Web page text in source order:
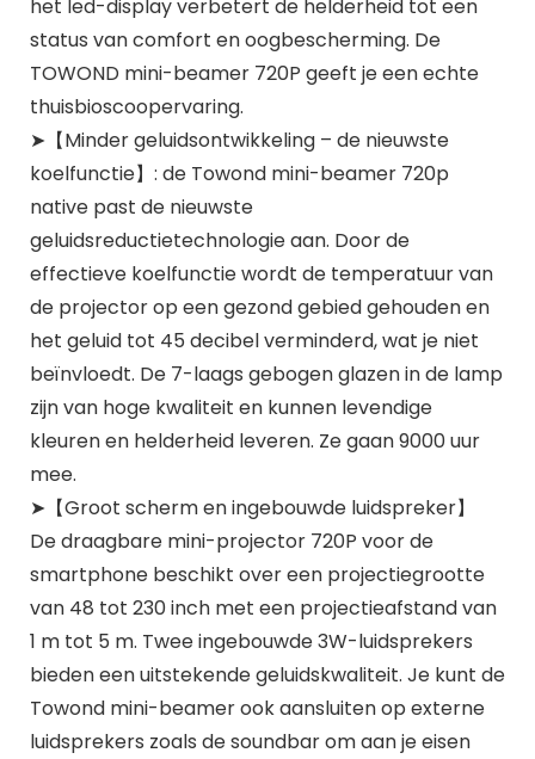
het led-display verbetert de helderheid tot een
status van comfort en oogbescherming. De
TOWOND mini-beamer 720P geeft je een echte
thuisbioscoopervaring.
➤【Minder geluidsontwikkeling – de nieuwste
koelfunctie】: de Towond mini-beamer 720p
native past de nieuwste
geluidsreductietechnologie aan. Door de
effectieve koelfunctie wordt de temperatuur van
de projector op een gezond gebied gehouden en
het geluid tot 45 decibel verminderd, wat je niet
beïnvloedt. De 7-laags gebogen glazen in de lamp
zijn van hoge kwaliteit en kunnen levendige
kleuren en helderheid leveren. Ze gaan 9000 uur
mee.
➤【Groot scherm en ingebouwde luidspreker】
De draagbare mini-projector 720P voor de
smartphone beschikt over een projectiegrootte
van 48 tot 230 inch met een projectieafstand van
1 m tot 5 m. Twee ingebouwde 3W-luidsprekers
bieden een uitstekende geluidskwaliteit. Je kunt de
Towond mini-beamer ook aansluiten op externe
luidsprekers zoals de soundbar om aan je eisen